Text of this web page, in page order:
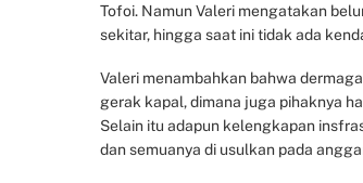
Tofoi. Namun Valeri mengatakan
sekitar, hingga saat ini tidak ada
Valeri menambahkan bahwa
gerak kapal, dimana juga pihaknya
Selain itu adapun kelengkapan
dan semuanya di usulkan pada